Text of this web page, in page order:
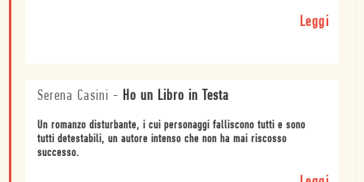
Leggi
Serena Casini - Ho un Libro in Testa
Un romanzo disturbante, i cui personaggi falliscono tutti e sono
tutti detestabili, un autore intenso che non ha mai riscosso
successo.